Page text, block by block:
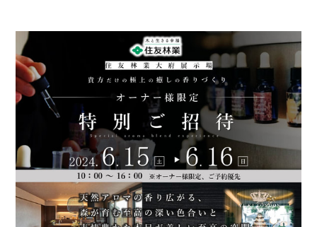
香りの定期便
オリジナル商品
グッズ基材
名入れギフト
特別なギフトセレクション
アロマコラム